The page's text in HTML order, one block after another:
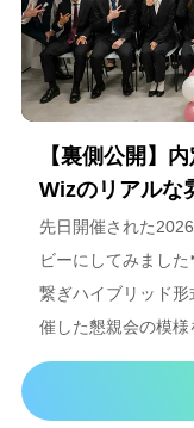
【裏側公開】
Wizのリアルな
先日開催された
ビーにしてみまし
繋ぎハイブリッド
催した懇親会の模様
ださいね＾＾